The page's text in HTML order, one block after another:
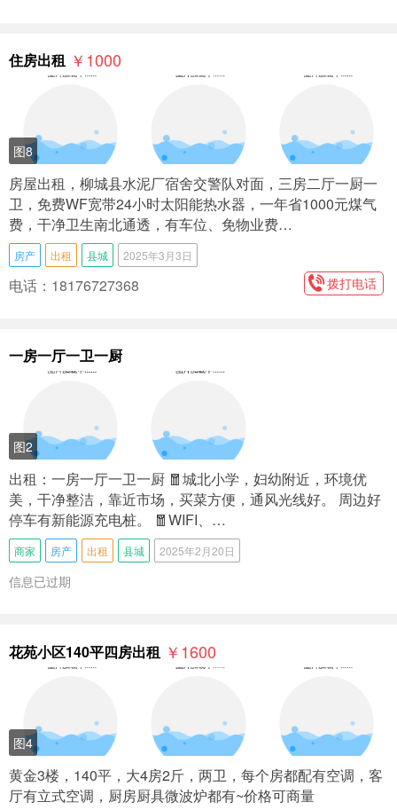
住房出租 ￥1000
图8
房屋出租，柳城县水泥厂宿舍交警队对面，三房二厅一厨一
卫，免费WF宽带24小时太阳能热水器，一年省1000元煤气
费，干净卫生南北通透，有车位、免物业费…
房产 出租 县城 2025年3月3日
电话：18176727368 拨打电话
一房一厅一卫一厨
图2
出租：一房一厅一卫一厨 🧧城北小学，妇幼附近，环境优
美，干净整洁，靠近市场，买菜方便，通风光线好。 周边好
停车有新能源充电桩。 🧧WIFI、…
商家 房产 出租 县城 2025年2月20日
信息已过期
花苑小区140平四房出租 ￥1600
图4
黄金3楼，140平，大4房2斤，两卫，每个房都配有空调，客
厅有立式空调，厨房厨具微波炉都有~价格可商量